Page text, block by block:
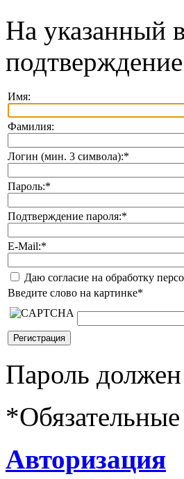
На указанный
Имя:
Фамилия:
Логин (мин. 3 символа):*
Пароль:*
Подтверждение пароля:*
E-Mail:*
Даю согласие на обработку
Введите слово на картинке*
Пароль
*
Авторизация